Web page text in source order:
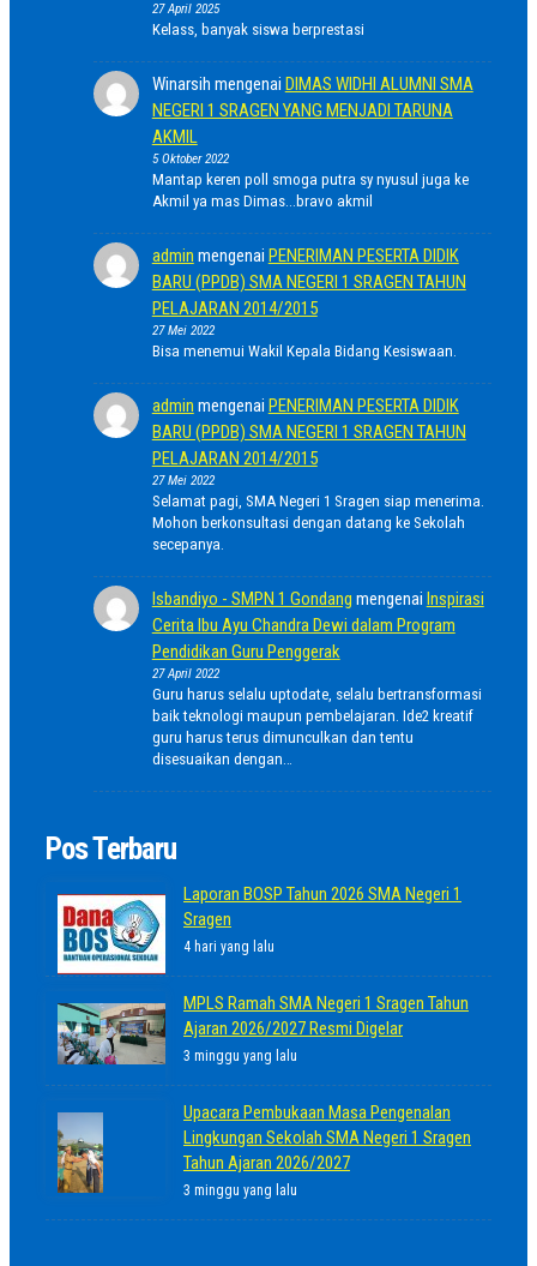
27 April 2025
Kelass, banyak siswa berprestasi
Winarsih mengenai DIMAS WIDHI ALUMNI SMA
NEGERI 1 SRAGEN YANG MENJADI TARUNA
AKMIL
5 Oktober 2022
Mantap keren poll smoga putra sy nyusul juga ke
Akmil ya mas Dimas...bravo akmil
admin mengenai PENERIMAN PESERTA DIDIK
BARU (PPDB) SMA NEGERI 1 SRAGEN TAHUN
PELAJARAN 2014/2015
27 Mei 2022
Bisa menemui Wakil Kepala Bidang Kesiswaan.
admin mengenai PENERIMAN PESERTA DIDIK
BARU (PPDB) SMA NEGERI 1 SRAGEN TAHUN
PELAJARAN 2014/2015
27 Mei 2022
Selamat pagi, SMA Negeri 1 Sragen siap menerima.
Mohon berkonsultasi dengan datang ke Sekolah
secepanya.
Isbandiyo - SMPN 1 Gondang mengenai Inspirasi
Cerita Ibu Ayu Chandra Dewi dalam Program
Pendidikan Guru Penggerak
27 April 2022
Guru harus selalu uptodate, selalu bertransformasi
baik teknologi maupun pembelajaran. Ide2 kreatif
guru harus terus dimunculkan dan tentu
disesuaikan dengan…
Pos Terbaru
Laporan BOSP Tahun 2026 SMA Negeri 1
Sragen
4 hari yang lalu
MPLS Ramah SMA Negeri 1 Sragen Tahun
Ajaran 2026/2027 Resmi Digelar
3 minggu yang lalu
Upacara Pembukaan Masa Pengenalan
Lingkungan Sekolah SMA Negeri 1 Sragen
Tahun Ajaran 2026/2027
3 minggu yang lalu